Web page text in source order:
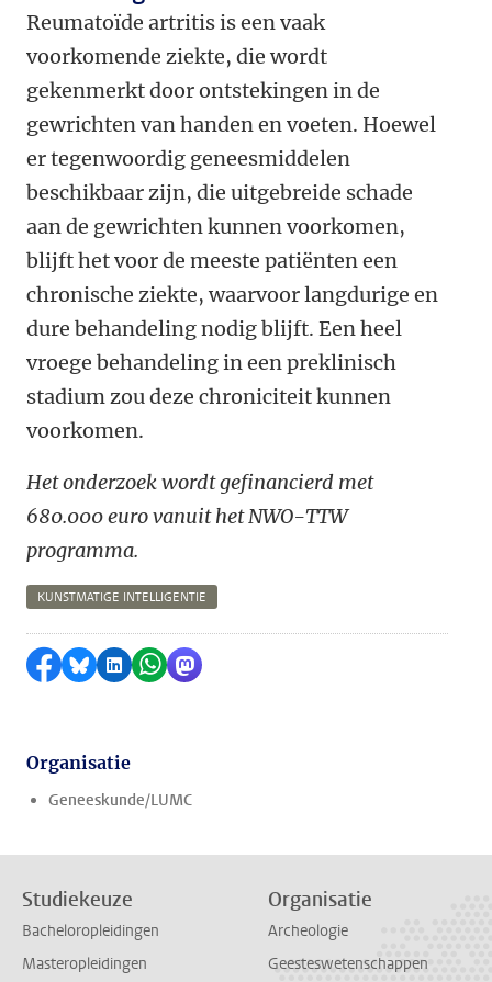
Reumatoïde artritis is een vaak
voorkomende ziekte, die wordt
gekenmerkt door ontstekingen in de
gewrichten van handen en voeten. Hoewel
er tegenwoordig geneesmiddelen
beschikbaar zijn, die uitgebreide schade
aan de gewrichten kunnen voorkomen,
blijft het voor de meeste patiënten een
chronische ziekte, waarvoor langdurige en
dure behandeling nodig blijft. Een heel
vroege behandeling in een preklinisch
stadium zou deze chroniciteit kunnen
voorkomen.
Het onderzoek wordt gefinancierd met
680.000 euro vanuit het NWO-TTW
programma.
KUNSTMATIGE INTELLIGENTIE
Delen op Facebook
Delen via Bluesky
Delen op LinkedIn
Delen via WhatsApp
Delen via Mastodon
Organisatie
Geneeskunde/LUMC
Studiekeuze
Bacheloropleidingen
Masteropleidingen
Organisatie
Archeologie
Geesteswetenschappen